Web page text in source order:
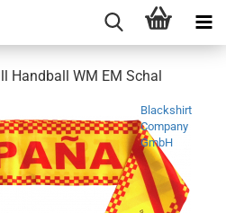
Handball WM EM Schal
Blackshirt
Company
GmbH